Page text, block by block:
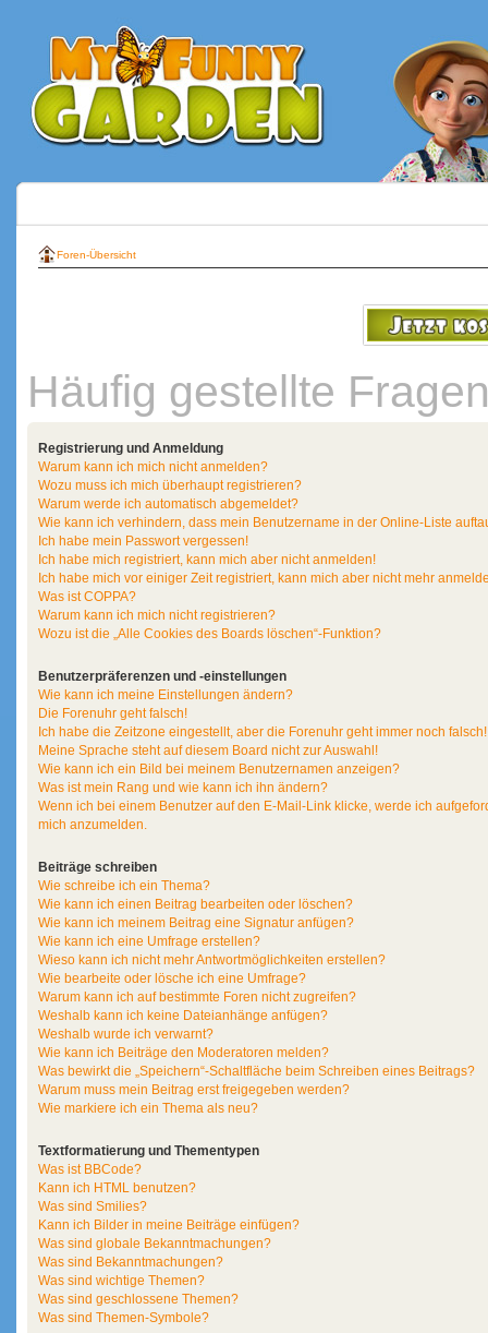
Foren-Übersicht
Häufig gestellte
Registrierung und Anmeldung
Warum kann ich mich nicht anmelden?
Wozu muss ich mich überhaupt registrieren?
Warum werde ich automatisch abgemeldet?
Wie kann ich verhindern, dass mein Benutzername in der Online-Liste
Ich habe mein Passwort vergessen!
Ich habe mich registriert, kann mich aber nicht anmelden!
Ich habe mich vor einiger Zeit registriert, kann mich aber nicht mehr
Was ist COPPA?
Warum kann ich mich nicht registrieren?
Wozu ist die „Alle Cookies des Boards löschen“-Funktion?
Benutzerpräferenzen und -einstellungen
Wie kann ich meine Einstellungen ändern?
Die Forenuhr geht falsch!
Ich habe die Zeitzone eingestellt, aber die Forenuhr geht immer noch falsch!
Meine Sprache steht auf diesem Board nicht zur Auswahl!
Wie kann ich ein Bild bei meinem Benutzernamen anzeigen?
Was ist mein Rang und wie kann ich ihn ändern?
Wenn ich bei einem Benutzer auf den E-Mail-Link klicke, werde ich
mich anzumelden.
Beiträge schreiben
Wie schreibe ich ein Thema?
Wie kann ich einen Beitrag bearbeiten oder löschen?
Wie kann ich meinem Beitrag eine Signatur anfügen?
Wie kann ich eine Umfrage erstellen?
Wieso kann ich nicht mehr Antwortmöglichkeiten erstellen?
Wie bearbeite oder lösche ich eine Umfrage?
Warum kann ich auf bestimmte Foren nicht zugreifen?
Weshalb kann ich keine Dateianhänge anfügen?
Weshalb wurde ich verwarnt?
Wie kann ich Beiträge den Moderatoren melden?
Was bewirkt die „Speichern“-Schaltfläche beim Schreiben eines Beitrags?
Warum muss mein Beitrag erst freigegeben werden?
Wie markiere ich ein Thema als neu?
Textformatierung und Thementypen
Was ist BBCode?
Kann ich HTML benutzen?
Was sind Smilies?
Kann ich Bilder in meine Beiträge einfügen?
Was sind globale Bekanntmachungen?
Was sind Bekanntmachungen?
Was sind wichtige Themen?
Was sind geschlossene Themen?
Was sind Themen-Symbole?